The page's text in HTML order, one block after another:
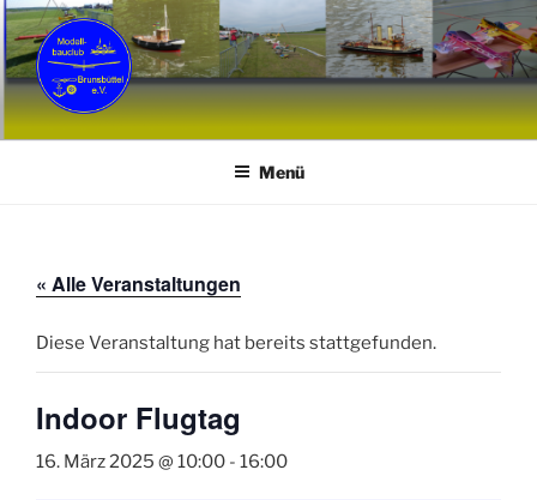
Zum
Inhalt
springen
MCB
Menü
« Alle Veranstaltungen
Diese Veranstaltung hat bereits stattgefunden.
Indoor Flugtag
16. März 2025 @ 10:00 - 16:00